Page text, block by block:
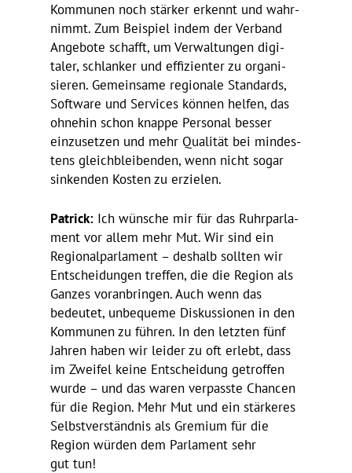
Kommunen noch stärker erkennt und wahr­
nimmt. Zum Beispiel indem der Verband
Ange­bote schafft, um Verwal­tungen digi­
taler, schlanker und effi­zi­enter zu orga­ni­
sieren. Gemein­same regio­nale Stan­dards,
Soft­ware und Services können helfen, das
ohnehin schon knappe Personal besser
einzu­setzen und mehr Qualität bei mindes­
tens gleich­blei­benden, wenn nicht sogar
sinkenden Kosten zu erzielen.
Patrick: Ich wünsche mir für das Ruhr­par­la­
ment vor allem mehr Mut. Wir sind ein
Regio­nal­par­la­ment – deshalb sollten wir
Entschei­dungen treffen, die die Region als
Ganzes voran­bringen. Auch wenn das
bedeutet, unbe­queme Diskus­sionen in den
Kommunen zu führen. In den letzten fünf
Jahren haben wir leider zu oft erlebt, dass
im Zweifel keine Entschei­dung getroffen
wurde – und das waren verpasste Chancen
für die Region. Mehr Mut und ein stär­keres
Selbst­ver­ständnis als Gremium für die
Region würden dem Parla­ment sehr
gut tun!